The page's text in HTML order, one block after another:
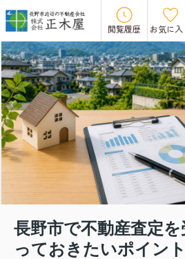
閲覧履歴 お気に入
長野市で不動産査定
っておきたいポイン